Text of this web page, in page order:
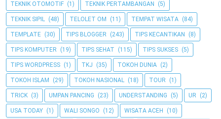
TEKNIK OTOMOTIF (1) TEKNIK PERTAMBANGAN (5)
TEKNIK SIPIL (48) TELOLET OM (11) TEMPAT WISATA (84)
TEMPLATE (30) TIPS BLOGGER (243) TIPS KECANTIKAN (8)
TIPS KOMPUTER (19) TIPS SEHAT (115) TIPS SUKSES (5)
TIPS WORDPRESS (1) TKJ (35) TOKOH DUNIA (2)
TOKOH ISLAM (29) TOKOH NASIONAL (18) TOUR (1)
TRICK (3) UMPAN PANCING (23) UNDERSTANDING (5) UR (2)
USA TODAY (1) WALI SONGO (12) WISATA ACEH (10)